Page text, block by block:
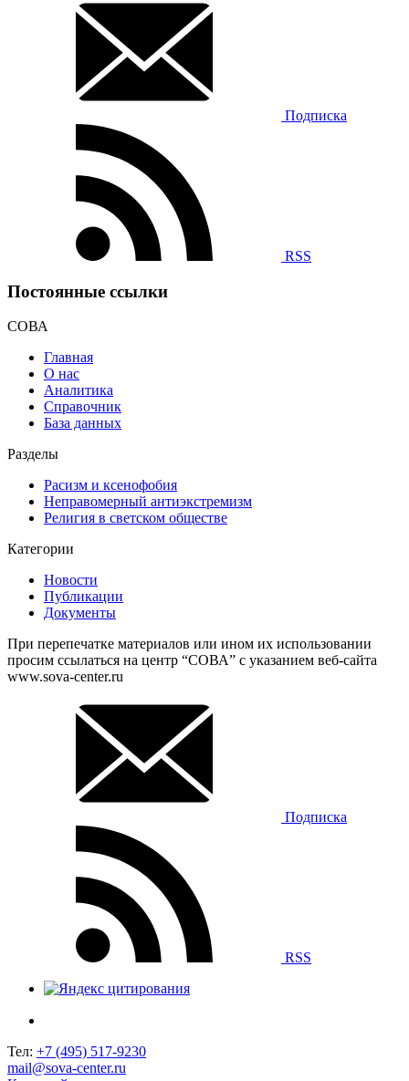
Подписка
RSS
Постоянные ссылки
СОВА
Главная
О нас
Аналитика
Справочник
База данных
Разделы
Расизм и ксенофобия
Неправомерный антиэкстремизм
Религия в светском обществе
Категории
Новости
Публикации
Документы
При перепечатке материалов или ином их использовании
просим ссылаться на центр “СОВА” с указанием веб-сайта
www.sova-center.ru
Подписка
RSS
Тел: +7 (495) 517-9230
mail@sova-center.ru